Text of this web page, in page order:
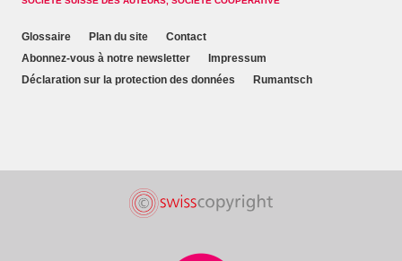
Glossaire Plan du site
Contact
Abonnez-vous à notre newsletter
Impressum
Déclaration sur la protection des données
Rumantsch